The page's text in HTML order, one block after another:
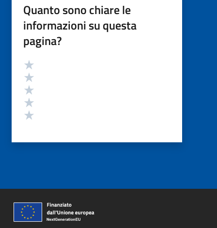
Quanto sono chiare le
informazioni su questa
pagina?
Valutazione